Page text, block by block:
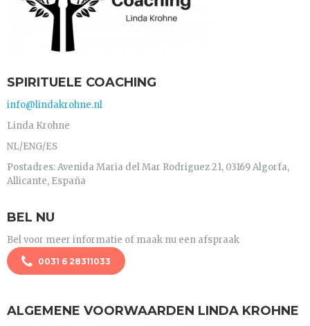
SPIRITUELE COACHING
info@lindakrohne.nl
Linda Krohne
NL/ENG/ES
Postadres: Avenida Maria del Mar Rodriguez 21, 03169 Algorfa,
Allicante, España
BEL NU
Bel voor meer informatie of maak nu een afspraak
0031 6 28311033
ALGEMENE VOORWAARDEN LINDA KROHNE